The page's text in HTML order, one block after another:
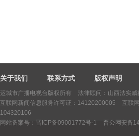
关于我们 联系方式 版权声明
运城市广播电视台版权所有
法律顾问：山西法实
互联网新闻信息服务许可证：14120200005
互联
104320106
网站备案号：晋ICP备09001772号-1
晋公网安备